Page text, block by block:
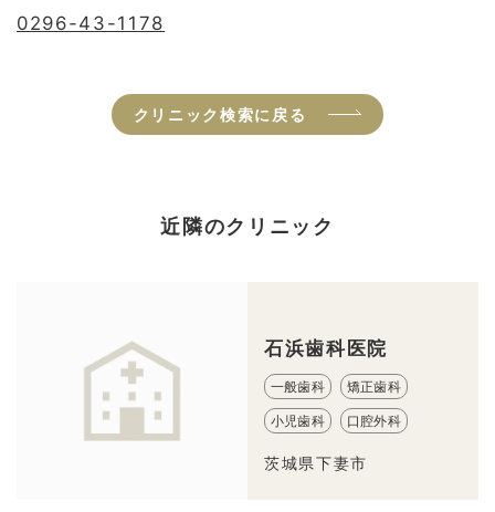
0296-43-1178
クリニック検索に戻る
近隣のクリニック
石浜歯科医院
一般歯科 矯正歯科
小児歯科 口腔外科
茨城県下妻市